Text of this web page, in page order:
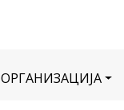
ОРГАНИЗАЦИЈА